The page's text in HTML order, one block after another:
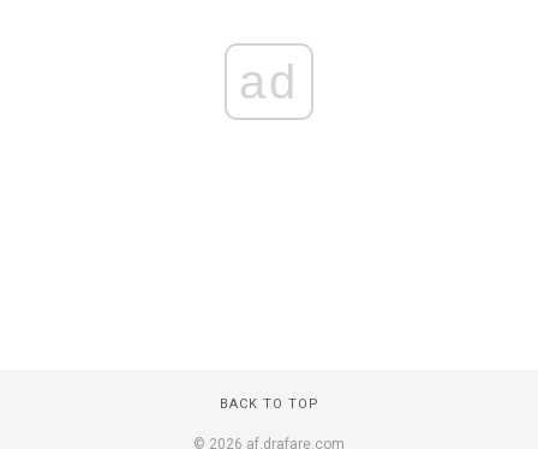
ad
BACK TO TOP
© 2026 af.drafare.com